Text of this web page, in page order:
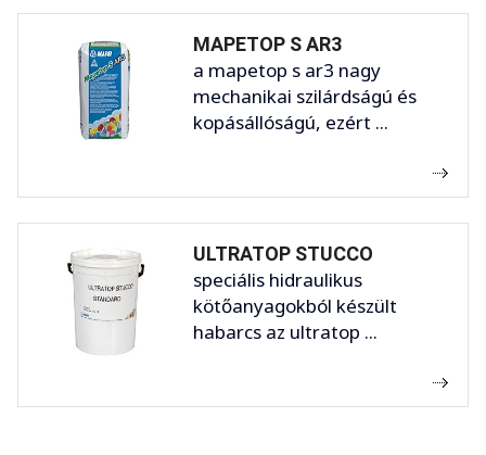
MAPETOP S AR3
a mapetop s ar3 nagy
mechanikai szilárdságú és
kopásállóságú, ezért ...
ULTRATOP STUCCO
speciális hidraulikus
kötőanyagokból készült
habarcs az ultratop ...